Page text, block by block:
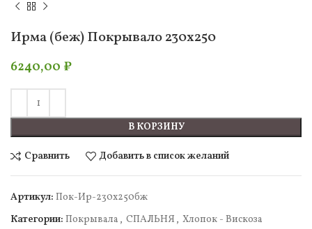
Ирма (беж) Покрывало 230х250
6240,00 ₽
В КОРЗИНУ
Сравнить Добавить в список желаний
Артикул: Пок-Ир-230х250бж
Категории: Покрывала , СПАЛЬНЯ , Хлопок - Вискоза